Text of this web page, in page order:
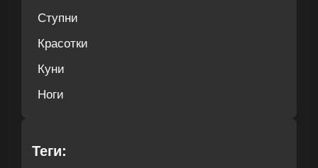
Ступни
Красотки
Куни
Ноги
Теги: